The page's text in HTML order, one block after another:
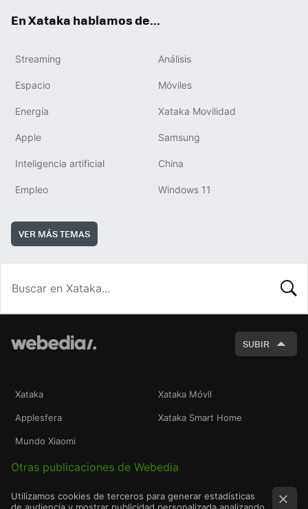
En Xataka hablamos de...
Streaming Análisis
Espacio Móviles
Energía Xataka Movilidad
Apple Samsung
Inteligencia artificial China
Empleo Windows 11
VER MÁS TEMAS
SUBIR
Xataka Xataka Móvil
Applesfera Xataka Smart Home
Mundo Xiaomi
Otras publicaciones de Webedia
Utilizamos cookies de terceros para generar estadísticas